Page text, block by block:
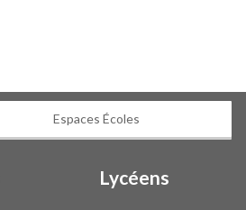
Espaces Écoles
Lycéens